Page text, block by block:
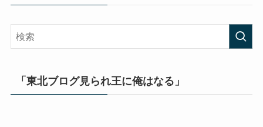
「東北ブログ見られ王に俺はなる」